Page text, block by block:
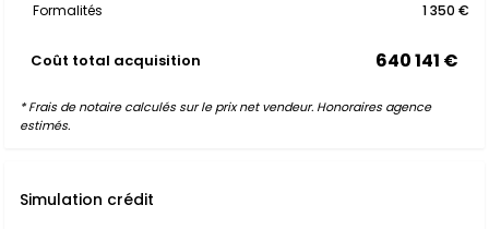
Formalités
1 350 €
Coût total acquisition 640 141 €
* Frais de notaire calculés sur le prix net vendeur. Honoraires agence
estimés.
Simulation crédit